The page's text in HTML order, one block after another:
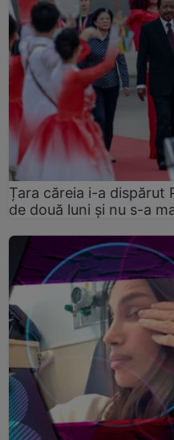
Țara căreia i-a dispărut
de două luni și nu s-a